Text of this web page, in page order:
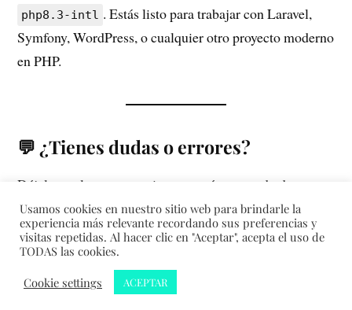
php8.3-intl . Estás listo para trabajar con Laravel,
Symfony, WordPress, o cualquier otro proyecto moderno
en PHP.
💬 ¿Tienes dudas o errores?
Déjalos en los comentarios y estaré encantado de
ayudarte. 🙌
CREADO CON WORDPRESS
Usamos cookies en nuestro sitio web para brindarle la
experiencia más relevante recordando sus preferencias y
visitas repetidas. Al hacer clic en "Aceptar", acepta el uso de
TODAS las cookies.
Cookie settings
ACEPTAR